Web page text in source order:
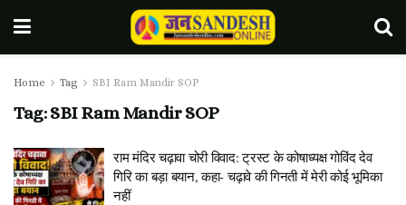
Home Tag SBI Ram Mandir SOP
Tag:SBI Ram Mandir SOP
राम मंदिर चढ़ावा चोरी विवाद: ट्रस्ट के कोषाध्यक्ष गोविंद देव
गिरि का बड़ा बयान, कहा- चढ़ावे की गिनती में मेरी कोई भूमिका
नहीं